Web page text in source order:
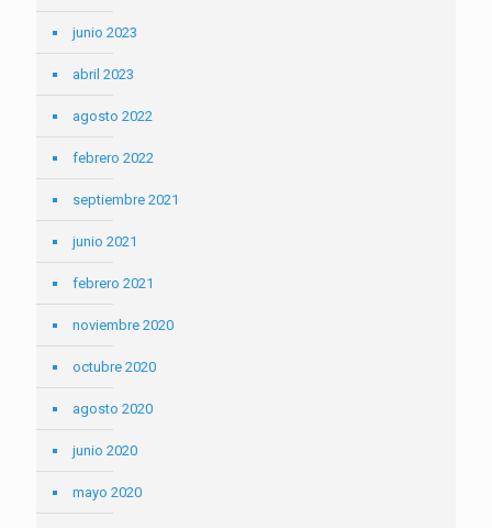
junio 2023
abril 2023
agosto 2022
febrero 2022
septiembre 2021
junio 2021
febrero 2021
noviembre 2020
octubre 2020
agosto 2020
junio 2020
mayo 2020